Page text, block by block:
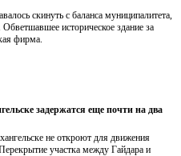
скинуть с баланса муниципалитета,
историческое здание за
фирма.
задержатся еще почти на два
не откроют для движения
участка между Гайдара и